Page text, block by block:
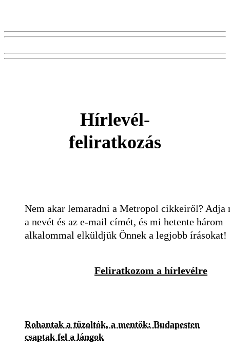
Hírlevél-
feliratkozás
Nem akar lemaradni a Metropol cikkeiről? Adja
a nevét és az e-mail címét, és mi hetente három
alkalommal elküldjük Önnek a legjobb írásokat!
Feliratkozom a hírlevélre
Rohantak a tűzoltók, a mentők: Budapesten
csaptak fel a lángok